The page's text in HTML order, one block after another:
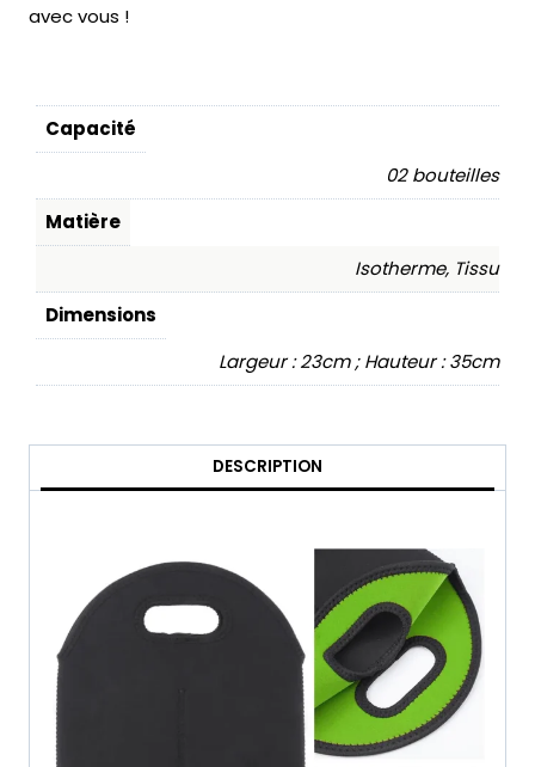
avec vous !
Capacité
02 bouteilles
Matière
Isotherme, Tissu
Dimensions
Largeur : 23cm ; Hauteur : 35cm
DESCRIPTION